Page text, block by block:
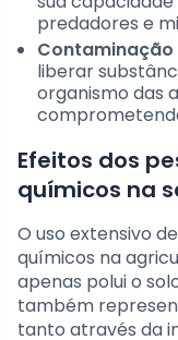
predadores e
liberar
organismo das
Efeitos dos
químicos na
O uso extensivo
químicos na
apenas polui o
também
tanto através da